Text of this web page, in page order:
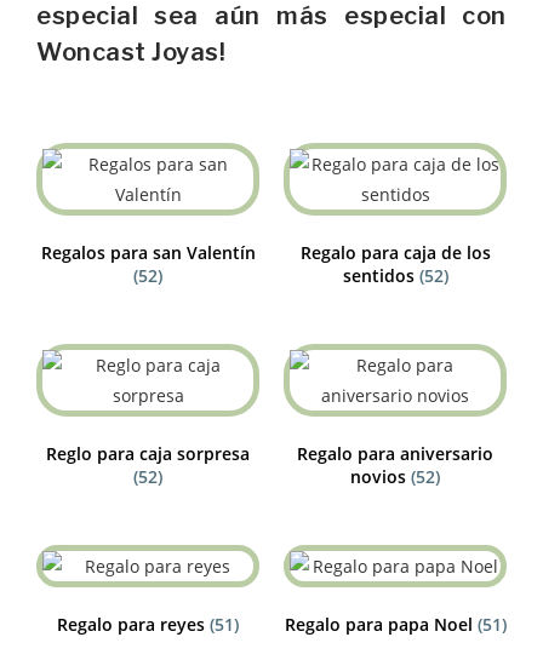
especial sea aún más especial con
Woncast Joyas!
Regalos para san Valentín
(52)
Regalo para caja de los
sentidos (52)
Reglo para caja sorpresa
(52)
Regalo para aniversario
novios (52)
Regalo para reyes (51) Regalo para papa Noel (51)